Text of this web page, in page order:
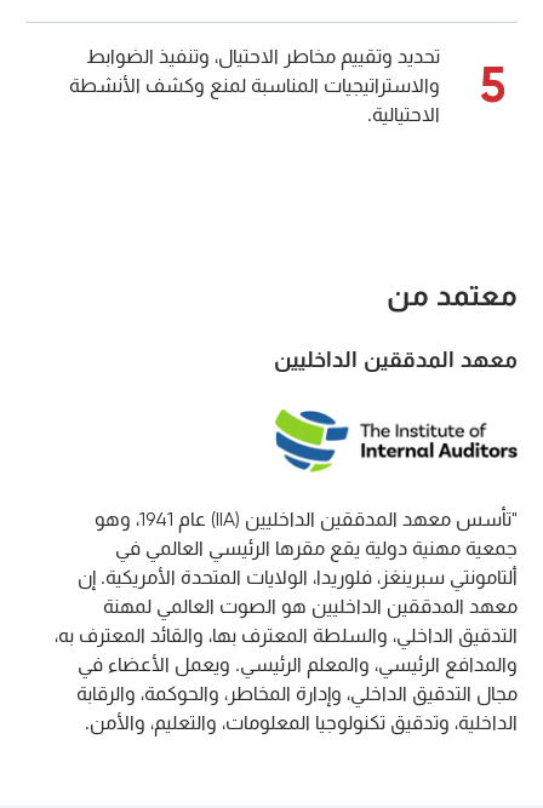
5
تحديد وتقييم مخاطر الاحتيال، وتنفيذ الضوابط
والاستراتيجيات المناسبة لمنع وكشف الأنشطة
الاحتيالية.
معتمد من
معهد المدققين الداخليين
"تأسس معهد المدققين الداخليين (IIA) عام 1941، وهو
جمعية مهنية دولية يقع مقرها الرئيسي العالمي في
ألتامونتي سبرينغز، فلوريدا، الولايات المتحدة الأمريكية. إن
معهد المدققين الداخليين هو الصوت العالمي لمهنة
التدقيق الداخلي، والسلطة المعترف بها، والقائد المعترف به،
والمدافع الرئيسي، والمعلم الرئيسي. ويعمل الأعضاء في
مجال التدقيق الداخلي، وإدارة المخاطر، والحوكمة، والرقابة
الداخلية، وتدقيق تكنولوجيا المعلومات، والتعليم، والأمن.